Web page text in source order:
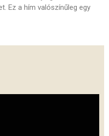
Ez a hím valószínűleg egy